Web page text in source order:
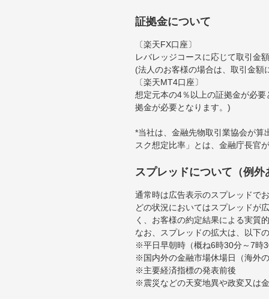
証拠金について
〔楽天FX口座〕
レバレッジコースに応じて取引金
(法人のお客様の場合は、取引金
〔楽天MT4口座〕
想定元本の4％以上の証拠金が必
拠金が必要となります。)
*当社は、金融先物取引業協会が算
スク想定比率」とは、金融庁長官
スプレッドについて（例外
通常時は広告表示のスプレッドで
どの状況においてはスプレッドが
く、お客様の約定結果による実質
なお、スプレッドの拡大は、以下
※平日早朝時（概ね6時30分～7時
※国内外の金融市場休場日（海外
※主要経済指標の発表前後
※震災などの天変地異や政変又は